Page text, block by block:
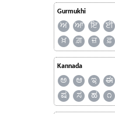
Gurmukhi
ਅ ਆ ਇ ਈ
ਖ਼
ਗ਼ ਜ਼ ਫ਼
Kannada
ಅ ಆ ಇ ಈ
ಷ
ಸ ಹ ೧